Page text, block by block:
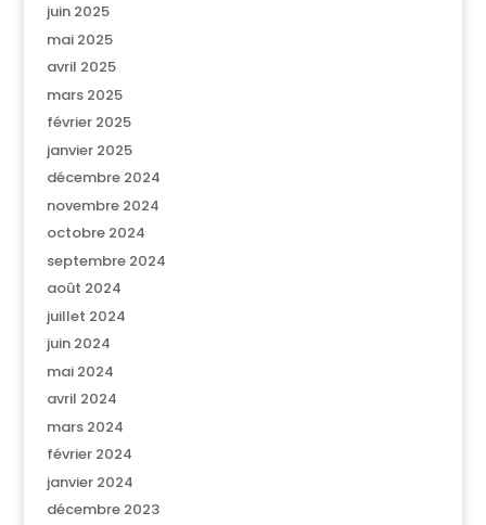
juin 2025
mai 2025
avril 2025
mars 2025
février 2025
janvier 2025
décembre 2024
novembre 2024
octobre 2024
septembre 2024
août 2024
juillet 2024
juin 2024
mai 2024
avril 2024
mars 2024
février 2024
janvier 2024
décembre 2023